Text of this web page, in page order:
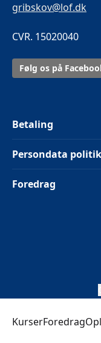
KurserForedrag
gribskov@lof.dk
CVR. 15020040
Følg os på
Betaling
Persondata politik
Foredrag